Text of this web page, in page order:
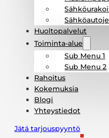
Huoltopalvelut
Toiminta-alue
Sub Menu 1
Sub Menu 2
Rahoitus
Kokemuksia
Blogi
Yhteystiedot
Jätä tarjouspyyntö